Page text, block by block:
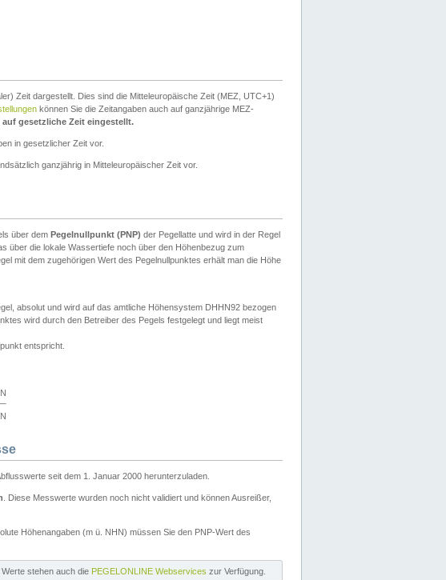
Zeit dargestellt. Dies sind die Mitteleuropäische Zeit (MEZ, UTC+1)
können Sie die Zeitangaben auch auf ganzjährige MEZ-
gesetzliche Zeit eingestellt.
in gesetzlicher Zeit vor.
ganzjährig in Mitteleuropäischer Zeit vor.
über dem Pegelnullpunkt (PNP) der Pegellatte und wird in der Regel
über die lokale Wassertiefe noch über den Höhenbezug zum
mit dem zugehörigen Wert des Pegelnullpunktes erhält man die Höhe
absolut und wird auf das amtliche Höhensystem DHHN92 bezogen
wird durch den Betreiber des Pegels festgelegt und liegt meist
entspricht.
seit dem 1. Januar 2000 herunterzuladen.
. Diese Messwerte wurden noch nicht validiert und können Ausreißer,
Höhenangaben (m ü. NHN) müssen Sie den PNP-Wert des
stehen auch die PEGELONLINE Webservices zur Verfügung.